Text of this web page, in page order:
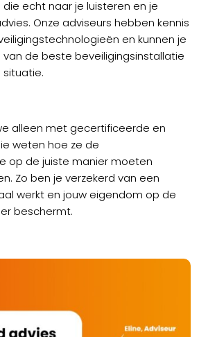
echt naar je luisteren en je
Onze adviseurs hebben kennis
en kunnen je
van de beste beveiligingsinstallatie
situatie.
alleen met gecertificeerde en
weten hoe ze de
op de juiste manier moeten
Zo ben je verzekerd van een
werkt en jouw eigendom op de
beschermt.